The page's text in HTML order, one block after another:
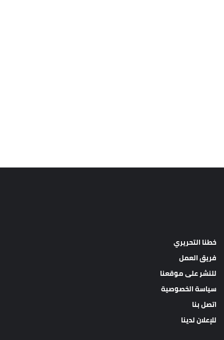
خطنا التحريري
فريق العمل
للنشر على موقعنا
سياسة الخصوصية
اتصل بنا
للإعلان لدينا